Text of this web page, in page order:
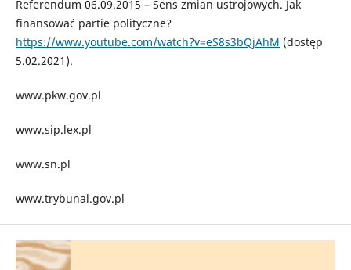
Referendum 06.09.2015 – Sens zmian ustrojowych. Jak
finansować partie polityczne?
https://www.youtube.com/watch?v=eS8s3bQjAhM (dostęp
5.02.2021).
www.pkw.gov.pl
www.sip.lex.pl
www.sn.pl
www.trybunal.gov.pl